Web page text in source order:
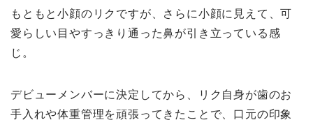
もともと小顔のリクですが、さらに小顔に見えて、可
愛らしい目やすっきり通った鼻が引き立っている感
じ。
デビューメンバーに決定してから、リク自身が歯のお
手入れや体重管理を頑張ってきたことで、口元の印象